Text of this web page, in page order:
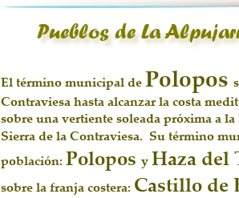
Pueblos de La
El término municipal de Polopos
Contraviesa hasta alcanzar la costa
sobre una vertiente soleada próxima a
Sierra de la Contraviesa.  Su término
población: Polopos y Haza del
sobre la franja costera: Castillo de